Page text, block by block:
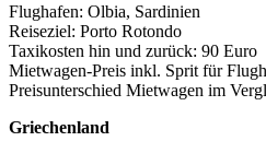
Flughafen: Olbia, Sardinien
Reiseziel: Porto Rotondo
Taxikosten hin und zurück: 90 Euro
Mietwagen-Preis inkl. Sprit für
Preisunterschied Mietwagen im
Griechenland